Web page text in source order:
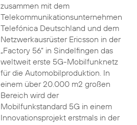
zusammen mit dem
Telekommunikationsunternehmen
Telefónica Deutschland und dem
Netzwerkausrüster Ericsson in der
„Factory 56“ in Sindelfingen das
weltweit erste 5G-Mobilfunknetz
für die Automobilproduktion. In
einem über 20.000 m2 großen
Bereich wird der
Mobilfunkstandard 5G in einem
Innovationsprojekt erstmals in der